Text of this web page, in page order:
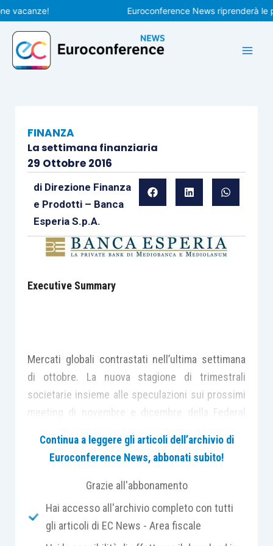
Vai
al
contenuto
Euroconference News riprenderà le
FINANZA
La settimana finanziaria
29 Ottobre 2016
di Direzione Finanza
e Prodotti – Banca
Esperia S.p.A.
Executive Summary
Mercati globali contrastati nell’ultima settimana
di ottobre. La nuova stagione di trimestrali
societarie insieme alle speculazioni sui prossimi
meeting di novembre e dicembre della Federal
Uniti. Parallelamente sono continuate le
oscillazioni del dollaro e dei rendimenti dei
governativi a seconda del prevalere o meno delle
speculazioni rialziste sulle prossime mosse
dell’istituto di emissione statunitense. In questa
chiave devono essere letti il dato sulla crescita
Continua a leggere gli articoli dell’archivio di
Euroconference News, abbonati subito!
Grazie all'abbonamento
Hai accesso all'archivio completo con tutti
gli articoli di EC News - Area fiscale